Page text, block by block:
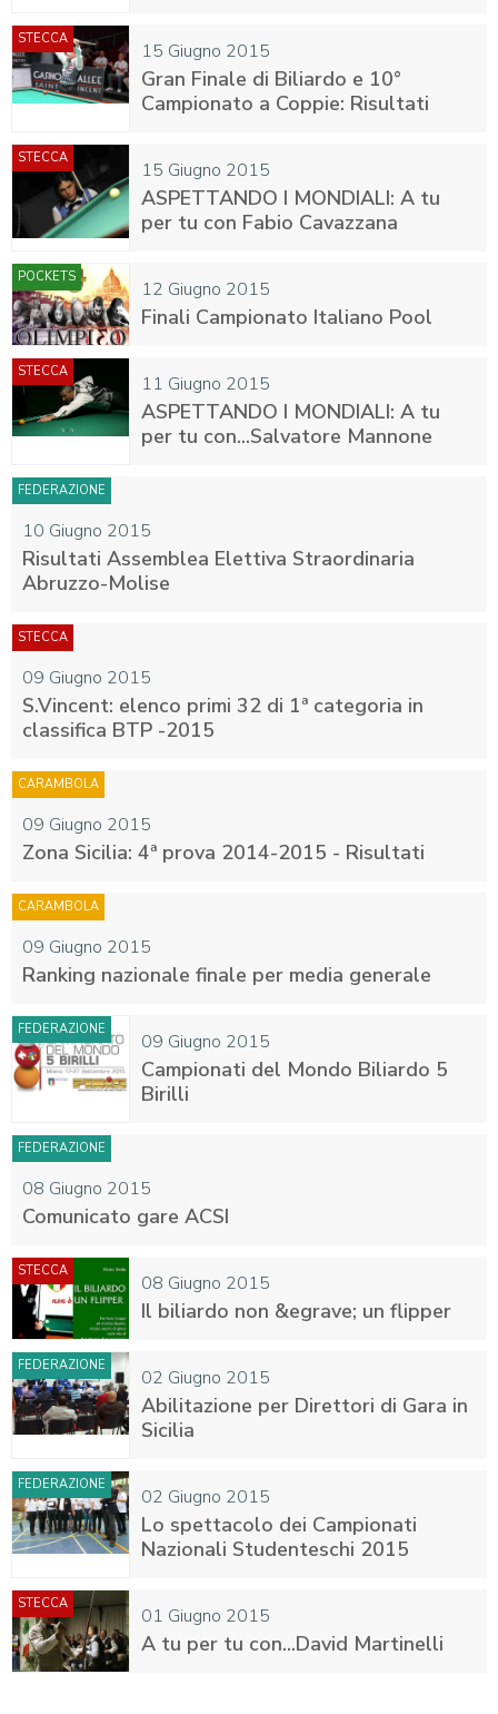
15 Giugno 2015
STECCA
Gran Finale di Biliardo e 10°
Campionato a Coppie: Risultati
15 Giugno 2015
STECCA
ASPETTANDO I MONDIALI: A tu
per tu con Fabio Cavazzana
12 Giugno 2015
POCKETS
Finali Campionato Italiano Pool
11 Giugno 2015
STECCA
ASPETTANDO I MONDIALI: A tu
per tu con...Salvatore Mannone
10 Giugno 2015
FEDERAZIONE
Risultati Assemblea Elettiva Straordinaria
Abruzzo-Molise
09 Giugno 2015
STECCA
S.Vincent: elenco primi 32 di 1ª categoria in
classifica BTP -2015
09 Giugno 2015
CARAMBOLA
Zona Sicilia: 4ª prova 2014-2015 - Risultati
09 Giugno 2015
CARAMBOLA
Ranking nazionale finale per media generale
09 Giugno 2015
FEDERAZIONE
Campionati del Mondo Biliardo 5
Birilli
08 Giugno 2015
FEDERAZIONE
Comunicato gare ACSI
08 Giugno 2015
STECCA
Il biliardo non &egrave; un flipper
02 Giugno 2015
FEDERAZIONE
Abilitazione per Direttori di Gara in
Sicilia
02 Giugno 2015
FEDERAZIONE
Lo spettacolo dei Campionati
Nazionali Studenteschi 2015
01 Giugno 2015
STECCA
A tu per tu con...David Martinelli